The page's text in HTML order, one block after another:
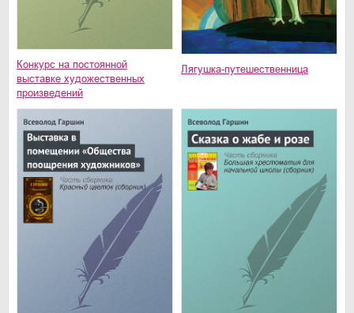
Конкурс на постоянной
выставке художественных
произведений
Лягушка-путешественница